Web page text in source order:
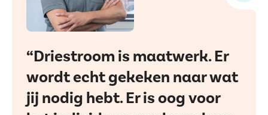
Driestroom is maatwerk. Er
wordt echt gekeken naar wat
jij nodig hebt. Er is oog voor